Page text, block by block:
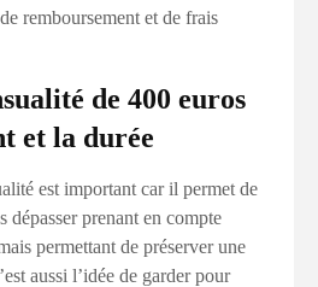
remboursement et de frais
de 400 euros
et la durée
est important car il permet de
dépasser prenant en compte
permettant de préserver une
aussi l’idée de garder pour